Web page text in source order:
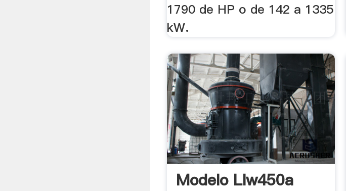
1790 de HP o de 142 a 1335
kW.
Modelo Llw450a